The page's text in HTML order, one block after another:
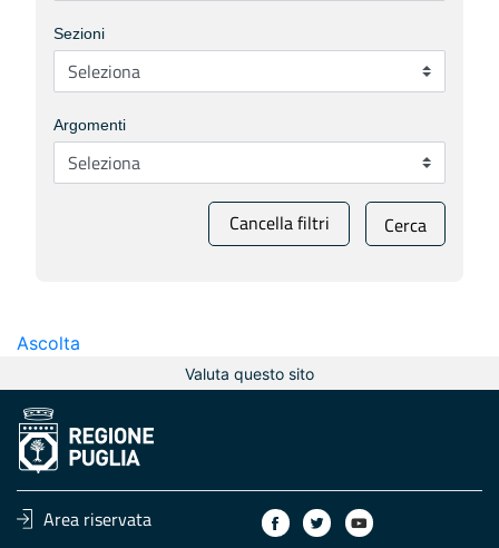
Sezioni
Argomenti
Cancella filtri Cerca
Ascolta
Valuta questo sito
Area riservata